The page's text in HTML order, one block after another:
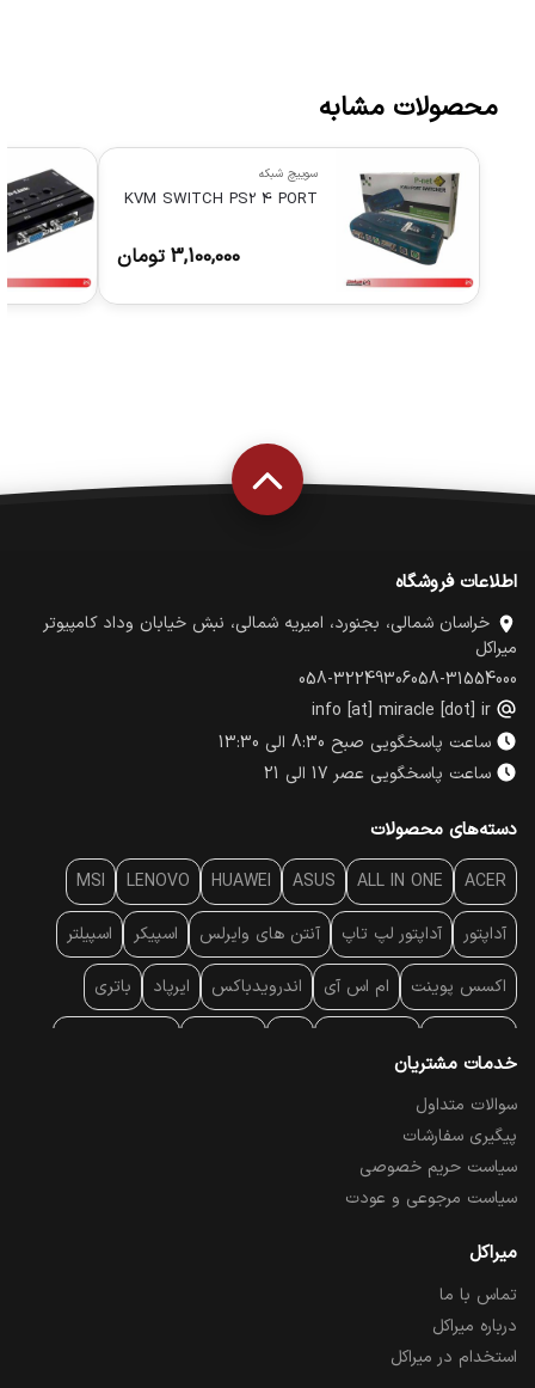
محصولات مشابه
سوییچ شبکه
KVM SWITCH PS2 4 PORT
3,100,000 تومان
اطلاعات فروشگاه
خراسان شمالی، بجنورد، امیریه شمالی، نبش خیابان وداد کامپیوتر
میراکل
058-31554000
058-32249306
info [at] miracle [dot] ir
ساعت پاسخگویی صبح 8:30 الی 13:30
ساعت پاسخگویی عصر 17 الی 21
دسته‌های محصولات
ACER
ALL IN ONE
ASUS
HUAWEI
LENOVO
MSI
آداپتور آداپتور لپ تاپ آنتن‌ های وایرلس اسپیکر اسپیلتر
اکسس پوینت ام اس آی اندرویدباکس ایرپاد باتری
پایه سقفی
پرده نمایش
تبلت و موبایل تجهیزات پسیو شبکه
تلویزیون
درایو نوری
دستگاه ضبط تصاویر
خدمات مشتریان
سوالات متداول
پیگیری سفارشات
سیاست حریم خصوصی
سیاست مرجوعی و عودت
میراکل
تماس با ما
درباره میراکل
استخدام در میراکل